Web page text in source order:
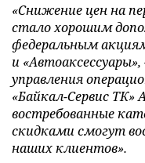
«Снижение цен на
стало хорошим
федеральным
и
управления
«Байкал-Сервис ТК»
востребованные
скидками смогут
наших клиентов».